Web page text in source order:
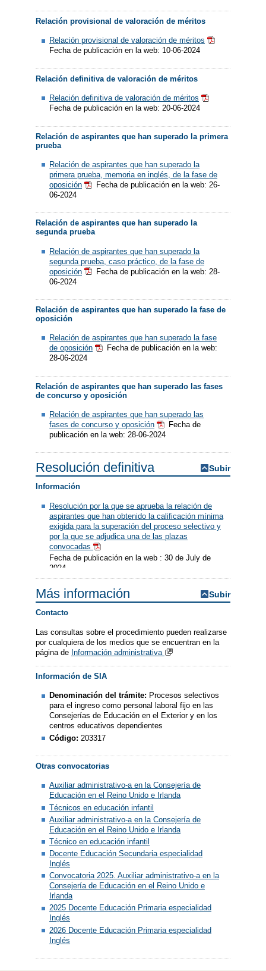
Relación provisional de valoración de méritos
Relación provisional de valoración de méritos
Fecha de publicación en la web: 10-06-2024
Relación definitiva de valoración de méritos
Relación definitiva de valoración de méritos
Fecha de publicación en la web: 20-06-2024
Relación de aspirantes que han superado la primera
prueba
Relación de aspirantes que han superado la
primera prueba, memoria en inglés, de la fase de
oposición
Fecha de publicación en la web: 26-
06-2024
Relación de aspirantes que han superado la
segunda prueba
Relación de aspirantes que han superado la
segunda prueba, caso práctico, de la fase de
oposición
Fecha de publicación en la web: 28-
06-2024
Relación de aspirantes que han superado la fase de
oposición
Relación de aspirantes que han superado la fase
de oposición
Fecha de publicación en la web:
28-06-2024
Relación de aspirantes que han superado las fases
de concurso y oposición
Relación de aspirantes que han superado las
fases de concurso y oposición
Fecha de
publicación en la web: 28-06-2024
Resolución definitiva Subir
Información
Resolución por la que se aprueba la relación de
aspirantes que han obtenido la calificación mínima
exigida para la superación del proceso selectivo y
por la que se adjudica una de las plazas
convocadas
Fecha de publicación en la web : 30 de July de
2024
Más información Subir
Contacto
Las consultas sobre el procedimiento pueden realizarse
por cualquiera de los medios que se encuentran en la
página de Información administrativa
Información de SIA
Denominación del trámite: Procesos selectivos
para el ingreso como personal laboral fijo en las
Consejerías de Educación en el Exterior y en los
centros educativos dependientes
Código: 203317
Otras convocatorias
Auxiliar administrativo-a en la Consejería de
Educación en el Reino Unido e Irlanda
Técnicos en educación infantil
Auxiliar administrativo-a en la Consejería de
Educación en el Reino Unido e Irlanda
Técnico en educación infantil
Docente Educación Secundaria especialidad
Inglés
Convocatoria 2025. Auxiliar administrativo-a en la
Consejería de Educación en el Reino Unido e
Irlanda
2025 Docente Educación Primaria especialidad
Inglés
2026 Docente Educación Primaria especialidad
Inglés